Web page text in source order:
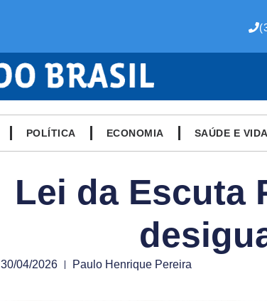
POLÍTICA ECONOMIA SAÚDE E VIDA
Lei da Escuta
30/04/2026 Paulo Henrique Pereira